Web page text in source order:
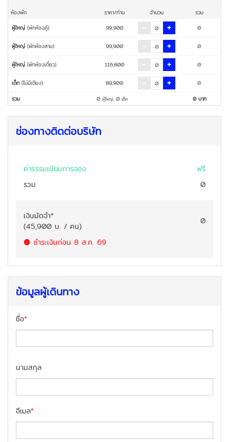
ห้องพัก ราคา/ท่าน จำนวน
รวม
ผู้ใหญ่ (พักห้องคู่) 99,900 0
ผู้ใหญ่ (พักห้องสาม) 99,900 0
ผู้ใหญ่ (พักห้องเดี่ยว) 116,800 0
เด็ก (ไม่มีเตียง) 89,900
0
รวม
0 ผู้ใหญ่, 0 เด็ก 0บาท
ช่องทางติดต่อบริษัท
ค่าธรรมเนียมการจอง
ฟรี
รวม
0
เงินมัดจำ*
(45,900 บ. / คน)
0
ชำระเงินก่อน 8 ส.ค. 69
ข้อมูลผู้เดินทาง
ชื่อ*
นามสกุล
อีเมล*